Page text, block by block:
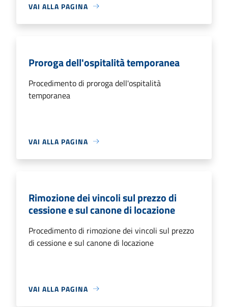
VAI ALLA PAGINA
Proroga dell'ospitalità temporanea
Procedimento di proroga dell'ospitalità
temporanea
VAI ALLA PAGINA
Rimozione dei vincoli sul prezzo di
cessione e sul canone di locazione
Procedimento di rimozione dei vincoli sul prezzo
di cessione e sul canone di locazione
VAI ALLA PAGINA